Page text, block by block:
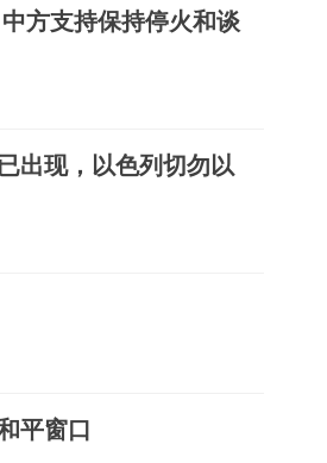
方支持保持停火和谈
出现，以色列切勿以
平窗口